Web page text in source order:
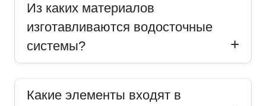
Из каких материалов
изготавливаются водосточные
системы?
Какие элементы входят в